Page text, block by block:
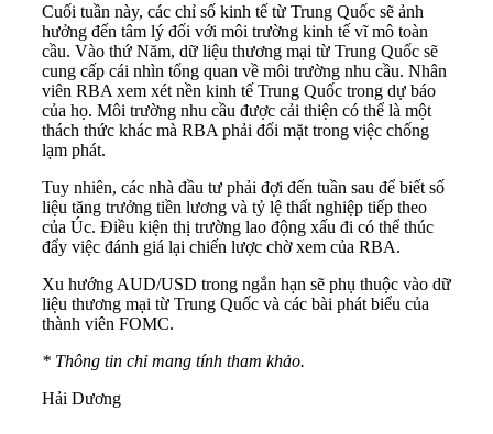
Cuối tuần này, các chỉ số kinh tế từ Trung Quốc sẽ ảnh
hưởng đến tâm lý đối với môi trường kinh tế vĩ mô toàn
cầu. Vào thứ Năm, dữ liệu thương mại từ Trung Quốc sẽ
cung cấp cái nhìn tổng quan về môi trường nhu cầu. Nhân
viên RBA xem xét nền kinh tế Trung Quốc trong dự báo
của họ. Môi trường nhu cầu được cải thiện có thể là một
thách thức khác mà RBA phải đối mặt trong việc chống
lạm phát.
Tuy nhiên, các nhà đầu tư phải đợi đến tuần sau để biết số
liệu tăng trưởng tiền lương và tỷ lệ thất nghiệp tiếp theo
của Úc. Điều kiện thị trường lao động xấu đi có thể thúc
đẩy việc đánh giá lại chiến lược chờ xem của RBA.
Xu hướng AUD/USD trong ngắn hạn sẽ phụ thuộc vào dữ
liệu thương mại từ Trung Quốc và các bài phát biểu của
thành viên FOMC.
* Thông tin chỉ mang tính tham khảo.
Hải Dương